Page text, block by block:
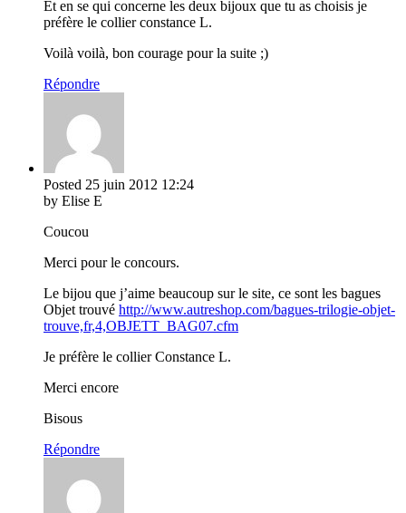
Et en se qui concerne les deux bijoux que tu as choisis je
préfère le collier constance L.
Voilà voilà, bon courage pour la suite ;)
Répondre
Posted 25 juin 2012 12:24
by Elise E
Coucou
Merci pour le concours.
Le bijou que j’aime beaucoup sur le site, ce sont les bagues
Objet trouvé http://www.autreshop.com/bagues-trilogie-objet-
trouve,fr,4,OBJETT_BAG07.cfm
Je préfère le collier Constance L.
Merci encore
Bisous
Répondre